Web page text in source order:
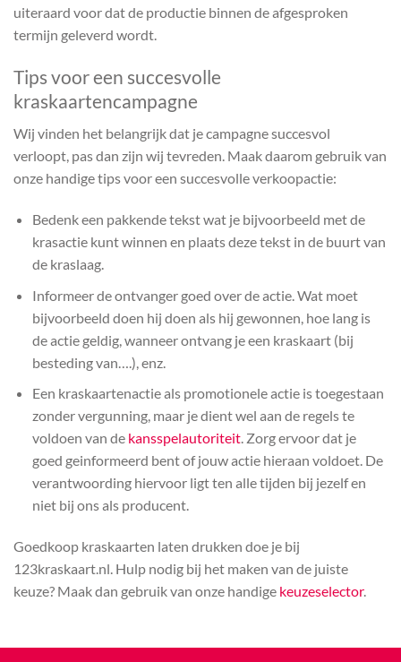
uiteraard voor dat de productie binnen de afgesproken
termijn geleverd wordt.
Tips voor een succesvolle
kraskaartencampagne
Wij vinden het belangrijk dat je campagne succesvol
verloopt, pas dan zijn wij tevreden. Maak daarom gebruik van
onze handige tips voor een succesvolle verkoopactie:
Bedenk een pakkende tekst wat je bijvoorbeeld met de
krasactie kunt winnen en plaats deze tekst in de buurt van
de kraslaag.
Informeer de ontvanger goed over de actie. Wat moet
bijvoorbeeld doen hij doen als hij gewonnen, hoe lang is
de actie geldig, wanneer ontvang je een kraskaart (bij
besteding van….), enz.
Een kraskaartenactie als promotionele actie is toegestaan
zonder vergunning, maar je dient wel aan de regels te
voldoen van de kansspelautoriteit. Zorg ervoor dat je
goed geinformeerd bent of jouw actie hieraan voldoet. De
verantwoording hiervoor ligt ten alle tijden bij jezelf en
niet bij ons als producent.
Goedkoop kraskaarten laten drukken doe je bij
123kraskaart.nl. Hulp nodig bij het maken van de juiste
keuze? Maak dan gebruik van onze handige keuzeselector.